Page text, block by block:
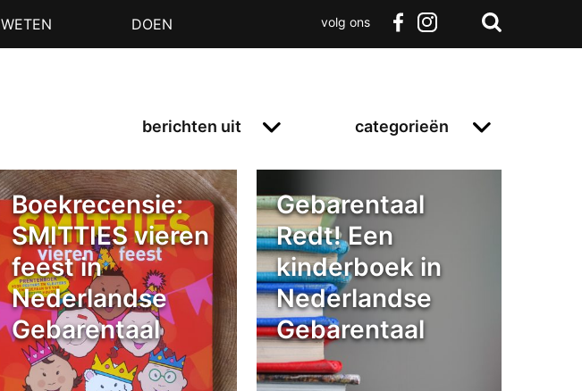
WETEN DOEN
volg ons
berichten uit categorieën
Boekrecensie:
SMITTIES vieren
feest in
Nederlandse
Gebarentaal
Gebarentaal
Redt! Een
kinderboek in
Nederlandse
Gebarentaal
Zoeken
Terug